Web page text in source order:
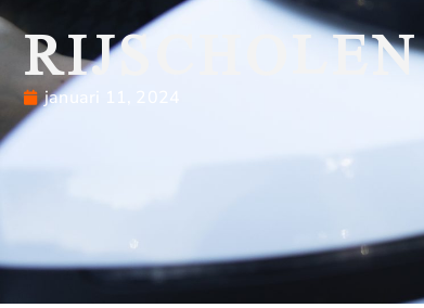
RIJSCHOLEN
januari 11, 2024